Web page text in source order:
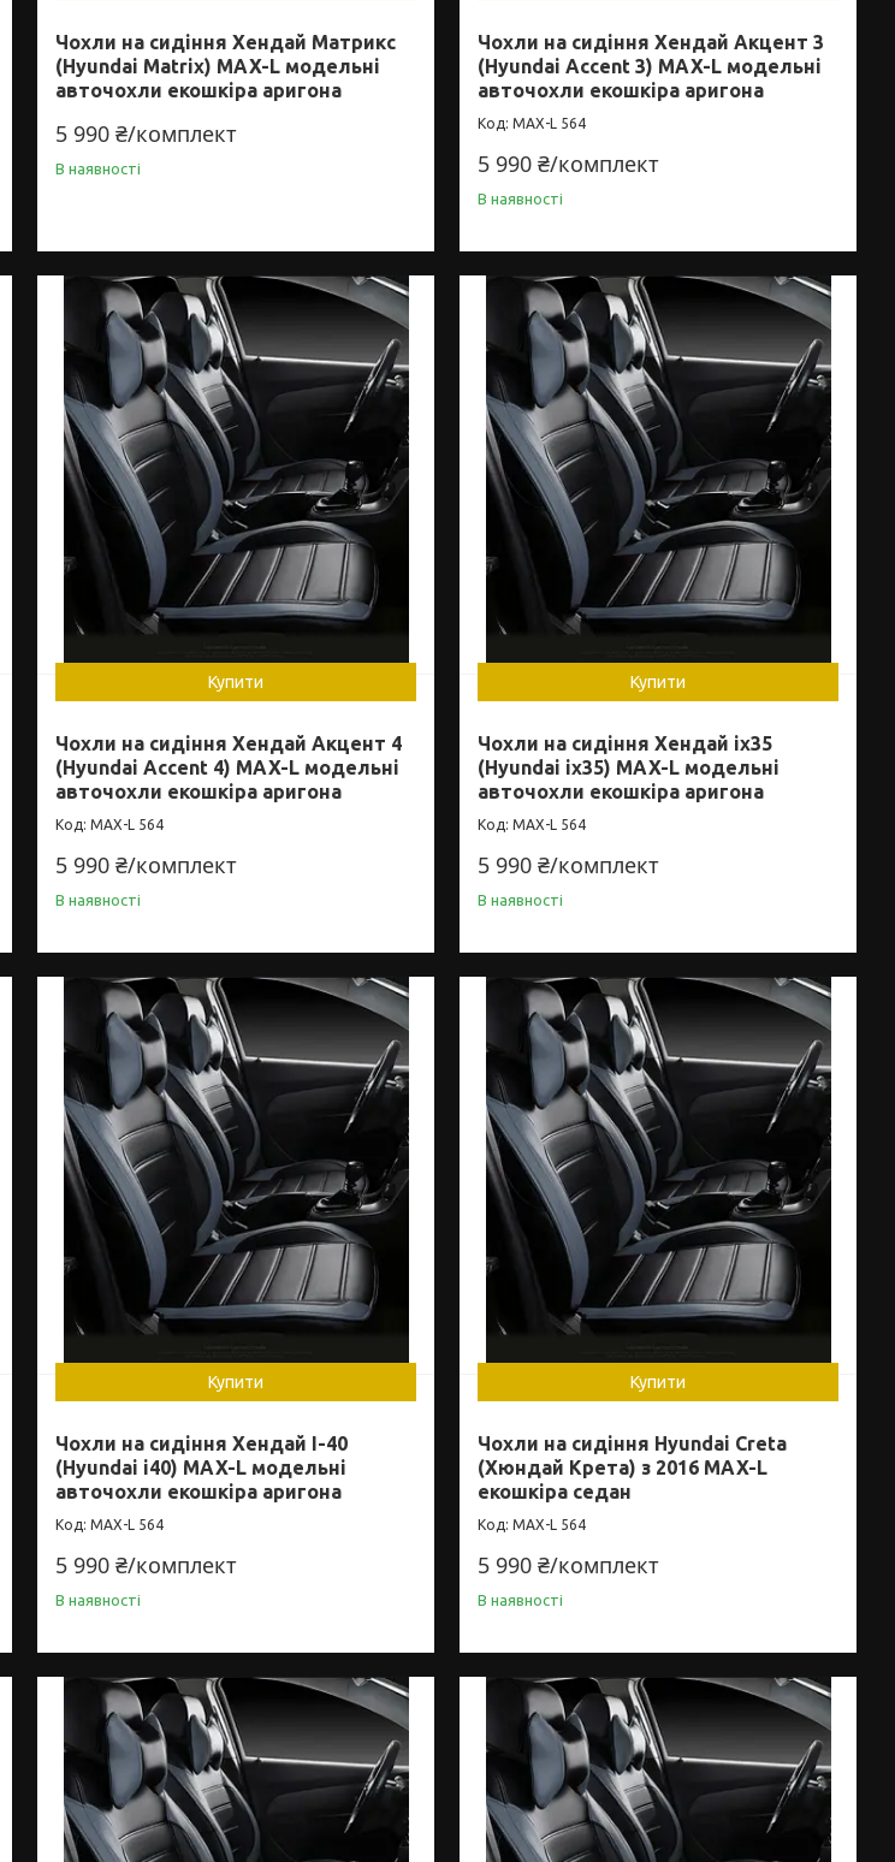
Чохли на сидіння Хендай Матрикс
(Hyundai Matrix) MAX-L модельні
авточохли екошкіра аригона
5 990 ₴/комплект
В наявності
Чохли на сидіння Хендай Акцент 3
(Hyundai Accent 3) MAX-L модельні
авточохли екошкіра аригона
MAX-L 564
5 990 ₴/комплект
В наявності
Купити
Чохли на сидіння Хендай Акцент 4
(Hyundai Accent 4) MAX-L модельні
авточохли екошкіра аригона
MAX-L 564
5 990 ₴/комплект
В наявності
Купити
Чохли на сидіння Хендай іх35
(Hyundai ix35) MAX-L модельні
авточохли екошкіра аригона
MAX-L 564
5 990 ₴/комплект
В наявності
Купити
Чохли на сидіння Хендай І-40
(Hyundai i40) MAX-L модельні
авточохли екошкіра аригона
MAX-L 564
5 990 ₴/комплект
В наявності
Купити
Чохли на сидіння Hyundai Creta
(Хюндай Крета) з 2016 MAX-L
екошкіра седан
MAX-L 564
5 990 ₴/комплект
В наявності